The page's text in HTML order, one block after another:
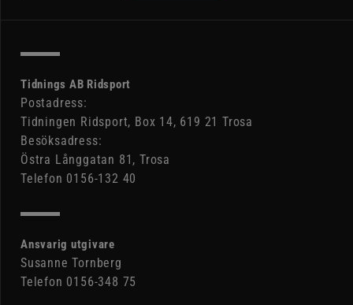
Tidnings AB Ridsport
Postadress:
Tidningen Ridsport, Box 14, 619 21 Trosa
Besöksadress:
Östra Långgatan 81, Trosa
Telefon 0156-132 40
Ansvarig utgivare
Susanne Tornberg
Telefon 0156-348 75